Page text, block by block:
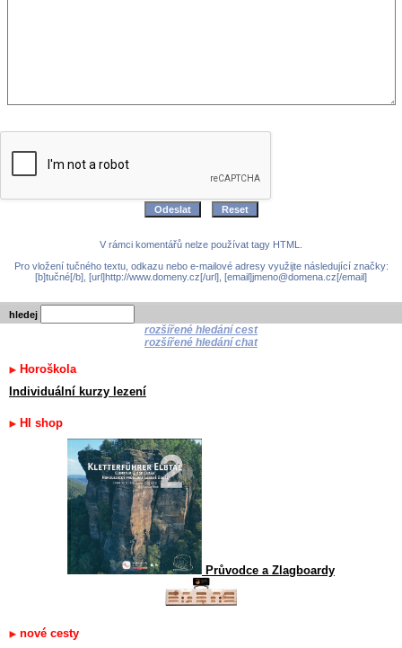
V rámci komentářů nelze používat tagy HTML.
Pro vložení tučného textu, odkazu nebo e-mailové adresy využijte následující značky:
[b]tučné[/b], [url]http://www.domeny.cz[/url], [email]jmeno@domena.cz[/email]
hledej
rozšířené hledání cest
rozšířené hledání chat
Horoškola
Individuální kurzy lezení
HI shop
Průvodce a Zlagboardy
nové cesty